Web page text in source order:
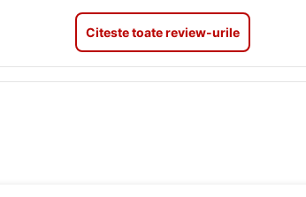
Citeste toate review-urile